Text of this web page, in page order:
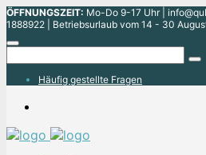
ÖFFNUNGSZEIT: Mo-Do 9-17 Uhr |
1888922 | Betriebsurlaub vom 14 - 30
Häufig gestellte Fragen